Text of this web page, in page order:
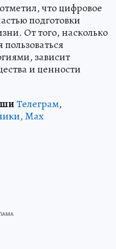
что цифровое
подготовки
От того, насколько
зависит
и ценности
Телеграм,
Max